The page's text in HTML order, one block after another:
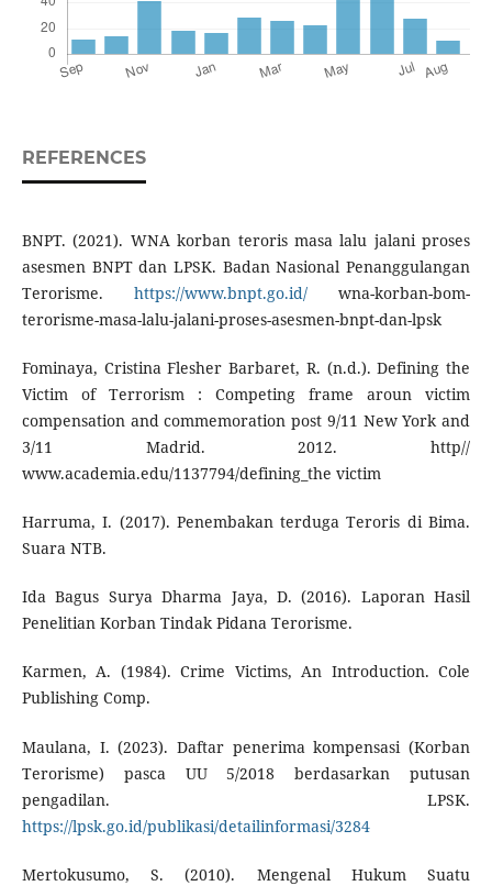
REFERENCES
BNPT. (2021). WNA korban teroris masa lalu jalani proses
asesmen BNPT dan LPSK. Badan Nasional Penanggulangan
Terorisme. https://www.bnpt.go.id/ wna-korban-bom-
terorisme-masa-lalu-jalani-proses-asesmen-bnpt-dan-lpsk
Fominaya, Cristina Flesher Barbaret, R. (n.d.). Defining the
Victim of Terrorism : Competing frame aroun victim
compensation and commemoration post 9/11 New York and
3/11 Madrid. 2012. http//
www.academia.edu/1137794/defining_the victim
Harruma, I. (2017). Penembakan terduga Teroris di Bima.
Suara NTB.
Ida Bagus Surya Dharma Jaya, D. (2016). Laporan Hasil
Penelitian Korban Tindak Pidana Terorisme.
Karmen, A. (1984). Crime Victims, An Introduction. Cole
Publishing Comp.
Maulana, I. (2023). Daftar penerima kompensasi (Korban
Terorisme) pasca UU 5/2018 berdasarkan putusan
pengadilan. LPSK.
https://lpsk.go.id/publikasi/detailinformasi/3284
Mertokusumo, S. (2010). Mengenal Hukum Suatu